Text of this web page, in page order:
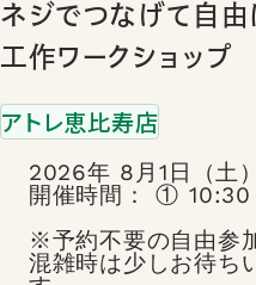
ネジでつなげて自由
工作ワークショップ
アトレ恵比寿店
2026年 8月1日（土
開催時間： ①
※予約不要の自由参
混雑時は少しお待ち